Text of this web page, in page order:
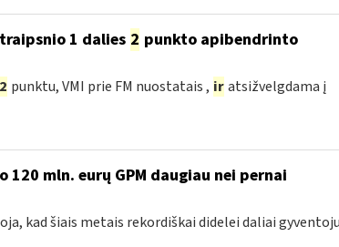
1 dalies 2 punkto apibendrinto
2 punktu, VMI prie FM nuostatais , ir atsižvelgdama į
mln. eurų GPM daugiau nei pernai
kad šiais metais rekordiškai didelei daliai